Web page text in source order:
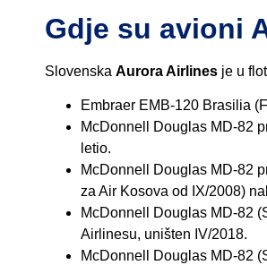
Gdje su avioni
Slovenska Aurora Airlines je u
Embraer EMB-120 Brasilia
McDonnell Douglas MD-82
letio.
McDonnell Douglas MD-82
za Air Kosova od IX/2008)
McDonnell Douglas MD-82
Airlinesu, uništen IV/2018.
McDonnell Douglas MD-82